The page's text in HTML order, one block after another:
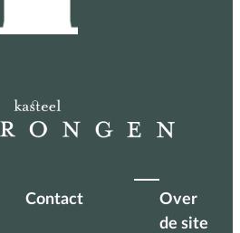
Contact
Over
de site